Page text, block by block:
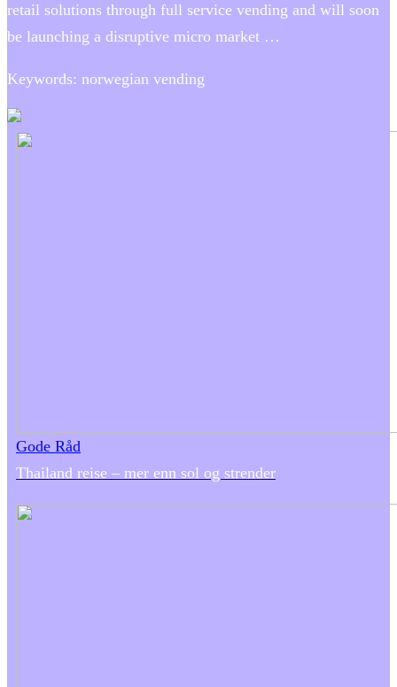
retail solutions through full service vending and will soon
be launching a disruptive micro market …
Keywords: norwegian vending
Gode Råd
Thailand reise – mer enn sol og strender